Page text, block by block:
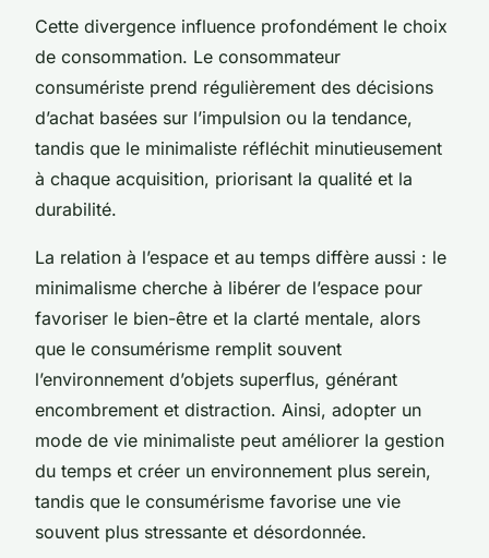
Cette divergence influence profondément le choix
de consommation. Le consommateur
consumériste prend régulièrement des décisions
d’achat basées sur l’impulsion ou la tendance,
tandis que le minimaliste réfléchit minutieusement
à chaque acquisition, priorisant la qualité et la
durabilité.
La relation à l’espace et au temps diffère aussi : le
minimalisme cherche à libérer de l’espace pour
favoriser le bien-être et la clarté mentale, alors
que le consumérisme remplit souvent
l’environnement d’objets superflus, générant
encombrement et distraction. Ainsi, adopter un
mode de vie minimaliste peut améliorer la gestion
du temps et créer un environnement plus serein,
tandis que le consumérisme favorise une vie
souvent plus stressante et désordonnée.